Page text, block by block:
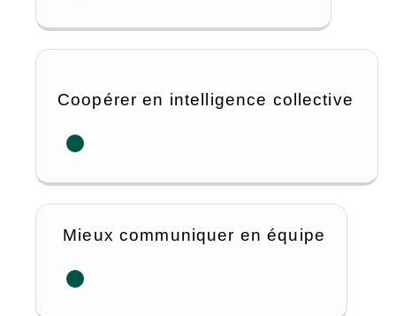
Coopérer en intelligence collective
Mieux communiquer en équipe